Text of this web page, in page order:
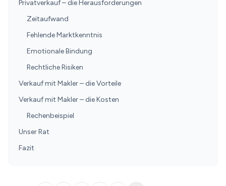
Privatverkauf – die Herausforderungen
Zeitaufwand
Fehlende Marktkenntnis
Emotionale Bindung
Rechtliche Risiken
Verkauf mit Makler – die Vorteile
Verkauf mit Makler – die Kosten
Rechenbeispiel
Unser Rat
Fazit